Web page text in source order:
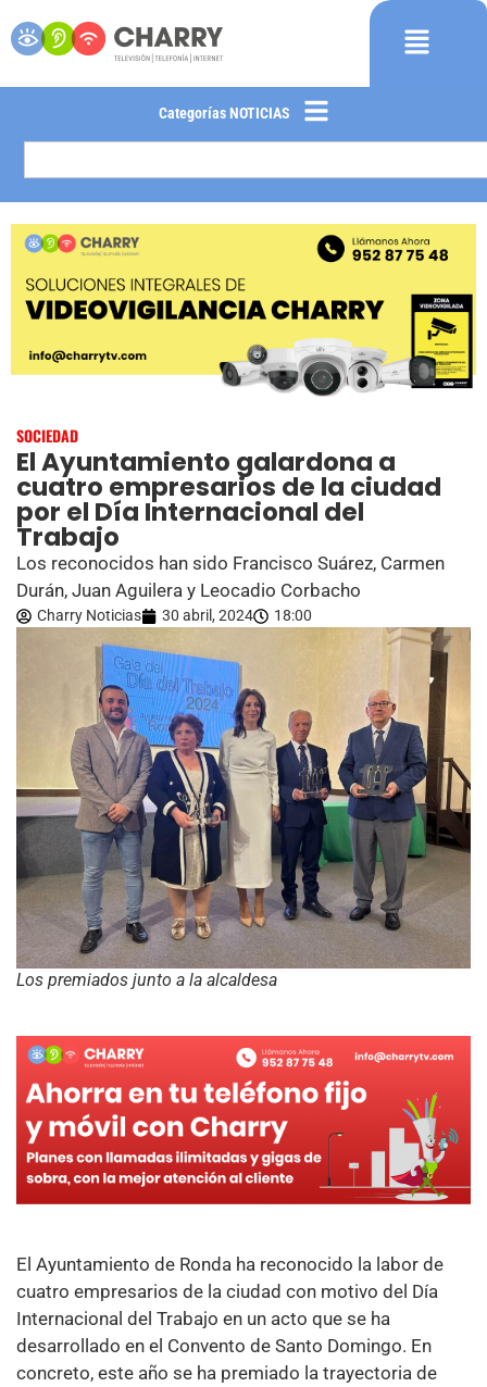
Categorías NOTICIAS
SOCIEDAD
El Ayuntamiento galardona a
cuatro empresarios de la ciudad
por el Día Internacional del
Trabajo
Los reconocidos han sido Francisco Suárez, Carmen
Durán, Juan Aguilera y Leocadio Corbacho
Charry Noticias 30 abril, 2024 18:00
Los premiados junto a la alcaldesa
El Ayuntamiento de Ronda ha reconocido la labor de
cuatro empresarios de la ciudad con motivo del Día
Internacional del Trabajo en un acto que se ha
desarrollado en el Convento de Santo Domingo. En
concreto, este año se ha premiado la trayectoria de